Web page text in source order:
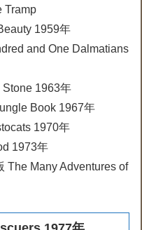
Tramp
1959年
and One Dalmatians
1963年
Book 1967年
1970年
1973年
The Many Adventures of